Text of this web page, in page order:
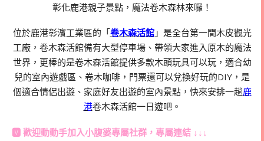
彰化鹿港親子景點，魔法卷木森林來囉！
位於鹿港彰濱工業區的「卷木森活館」 是全台第一間木皮觀光
工廠，卷木森活館備有大型停車場、帶領大家進入原木的魔法
世界，更棒的是卷木森活館提供多款木頭玩具可以玩，適合幼
兒的室內遊戲區、卷木咖啡，門票還可以兌換好玩的DIY，是
個適合情侶出遊、家庭好友出遊的室內景點，快來安排一趟鹿
港卷木森活館一日遊吧。
🆅 歡迎動動手加入小腹婆專屬社群 ，專屬連結 ↓↓↓